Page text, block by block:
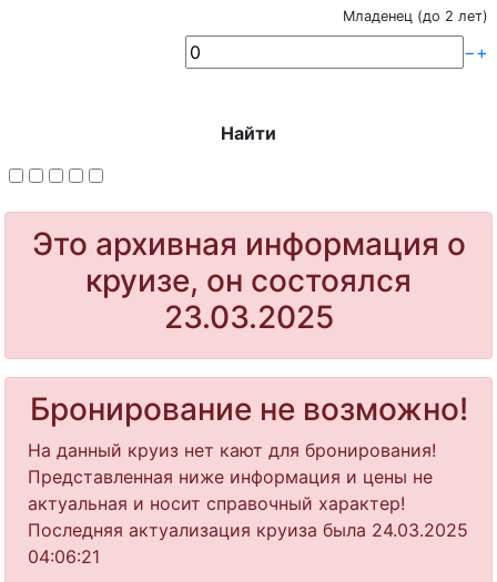
Младенец (до 2 лет)
−+
Найти
Это архивная информация о
круизе, он состоялся
23.03.2025
Бронирование не возможно!
На данный круиз нет кают для бронирования!
Представленная ниже информация и цены не
актуальная и носит справочный характер!
Последняя актуализация круиза была 24.03.2025
04:06:21